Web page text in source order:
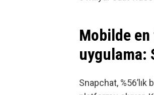
Mobilde
uygulama:
Snapchat,